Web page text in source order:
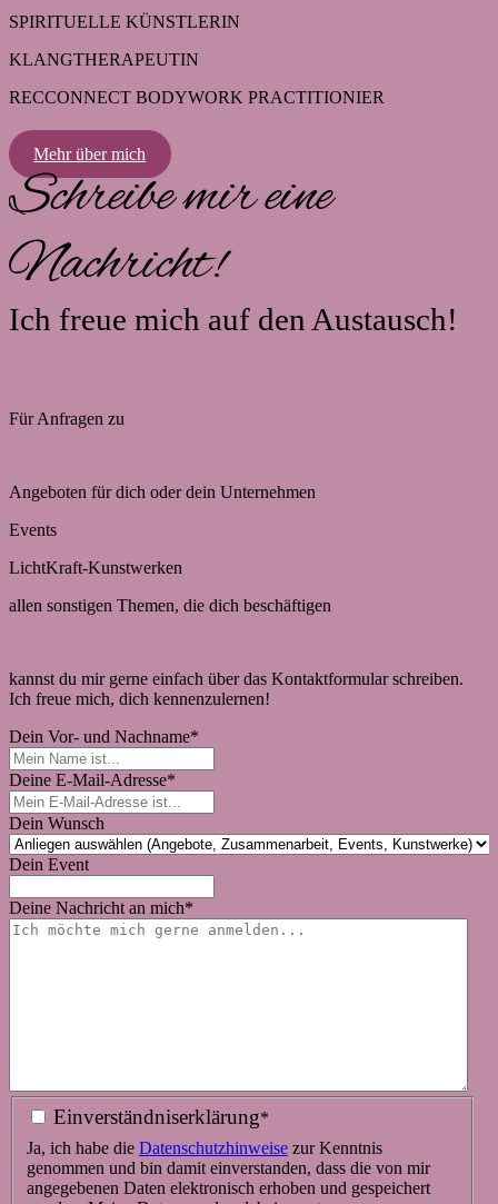
SPIRITUELLE KÜNSTLERIN
KLANGTHERAPEUTIN
RECCONNECT BODYWORK PRACTITIONIER
Mehr über mich
Schreibe mir eine
Nachricht!
Ich freue mich auf den Austausch!
Für Anfragen zu
Angeboten für dich oder dein Unternehmen
Events
LichtKraft-Kunstwerken
allen sonstigen Themen, die dich beschäftigen
kannst du mir gerne einfach über das Kontaktformular schreiben.
Ich freue mich, dich kennenzulernen!
Dein Vor- und Nachname*
Deine E-Mail-Adresse*
Dein Wunsch
Dein Event
Deine Nachricht an mich*
Einverständniserklärung*
Ja, ich habe die Datenschutz­hinweise zur Kenntnis
genommen und bin damit einverstanden, dass die von mir
angegebenen Daten elektronisch erhoben und gespeichert